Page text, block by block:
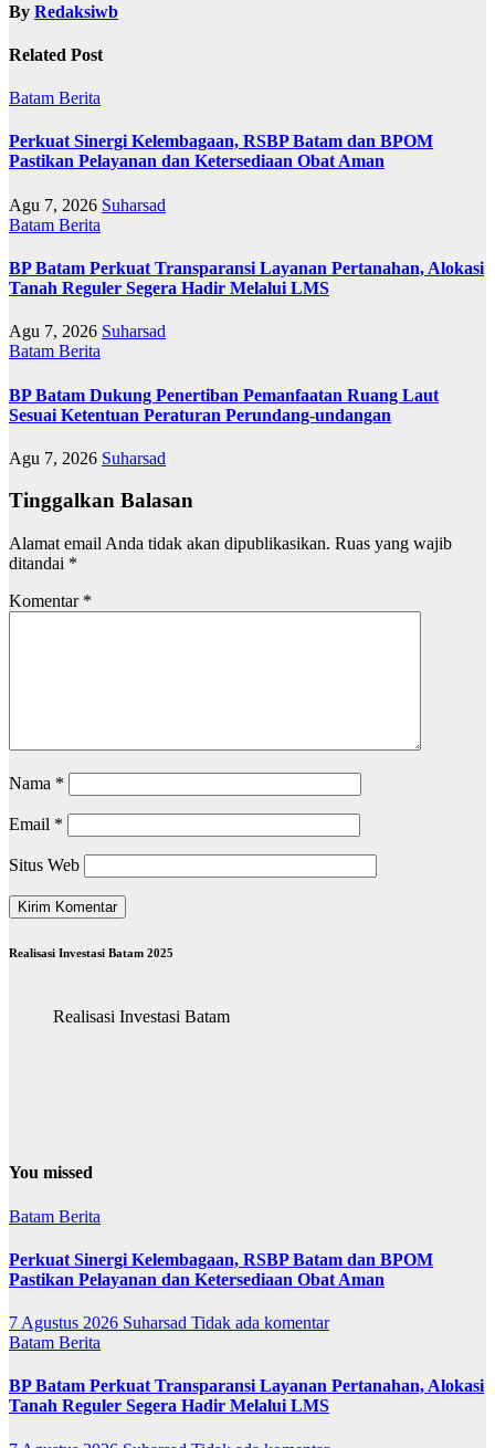
By Redaksiwb
Related Post
Batam Berita
Perkuat Sinergi Kelembagaan, RSBP Batam dan BPOM
Pastikan Pelayanan dan Ketersediaan Obat Aman
Agu 7, 2026 Suharsad
Batam Berita
BP Batam Perkuat Transparansi Layanan Pertanahan, Alokasi
Tanah Reguler Segera Hadir Melalui LMS
Agu 7, 2026 Suharsad
Batam Berita
BP Batam Dukung Penertiban Pemanfaatan Ruang Laut
Sesuai Ketentuan Peraturan Perundang-undangan
Agu 7, 2026 Suharsad
Tinggalkan Balasan
Alamat email Anda tidak akan dipublikasikan. Ruas yang wajib
ditandai *
Komentar *
Nama *
Email *
Situs Web
Realisasi Investasi Batam 2025
Realisasi Investasi Batam
You missed
Batam Berita
Perkuat Sinergi Kelembagaan, RSBP Batam dan BPOM
Pastikan Pelayanan dan Ketersediaan Obat Aman
7 Agustus 2026 Suharsad Tidak ada komentar
Batam Berita
BP Batam Perkuat Transparansi Layanan Pertanahan, Alokasi
Tanah Reguler Segera Hadir Melalui LMS